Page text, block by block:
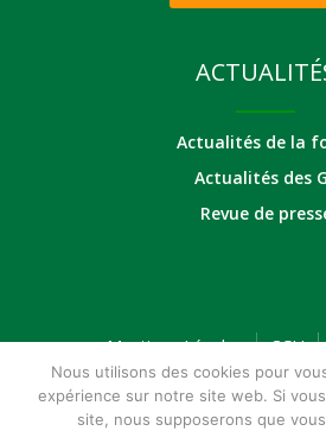
Actualités de la
Actualités des
Revue de
Mentions Légales CGU
Nous utilisons des cookies pour
expérience sur notre site web. Si
site, nous supposerons que